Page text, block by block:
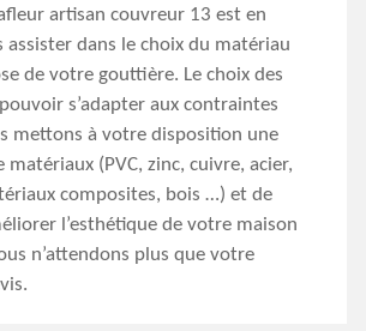
artisan couvreur 13 est en
assister dans le choix du matériau
de votre gouttière. Le choix des
s’adapter aux contraintes
mettons à votre disposition une
matériaux (PVC, zinc, cuivre, acier,
composites, bois …) et de
l’esthétique de votre maison
n’attendons plus que votre